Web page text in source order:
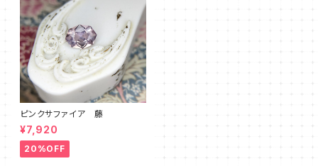
ピンクサファイア 藤
¥7,920
20%OFF